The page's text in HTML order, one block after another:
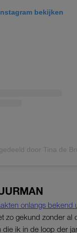
bekijken
door Tina de
onlangs bekend
zo gekund zonder al
die ik in de loop der